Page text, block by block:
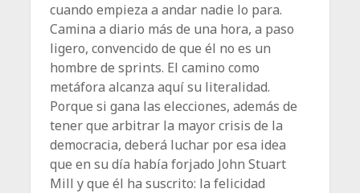
cuando empieza a andar nadie lo para.
Camina a diario más de una hora, a paso
ligero, convencido de que él no es un
hombre de sprints. El camino como
metáfora alcanza aquí su literalidad.
Porque si gana las elecciones, además de
tener que arbitrar la mayor crisis de la
democracia, deberá luchar por esa idea
que en su día había forjado John Stuart
Mill y que él ha suscrito: la felicidad